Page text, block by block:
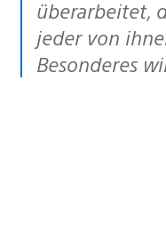
überarbeitet,
jeder von
Besonderes